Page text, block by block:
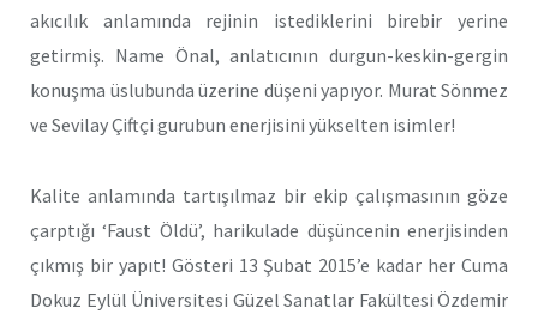
akıcılık anlamında rejinin istediklerini birebir yerine
getirmiş. Name Önal, anlatıcının durgun-keskin-gergin
konuşma üslubunda üzerine düşeni yapıyor. Murat Sönmez
ve Sevilay Çiftçi gurubun enerjisini yükselten isimler!
Kalite anlamında tartışılmaz bir ekip çalışmasının göze
çarptığı ‘Faust Öldü’, harikulade düşüncenin enerjisinden
çıkmış bir yapıt! Gösteri 13 Şubat 2015’e kadar her Cuma
Dokuz Eylül Üniversitesi Güzel Sanatlar Fakültesi Özdemir